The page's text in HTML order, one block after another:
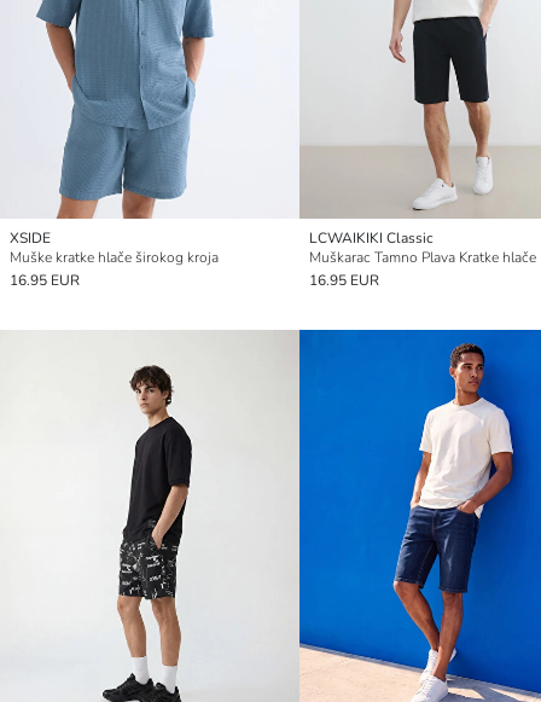
XSIDE
Muške kratke hlače širokog kroja
16.95 EUR
LCWAIKIKI Classic
Muškarac Tamno Plava Kratke hlače
16.95 EUR